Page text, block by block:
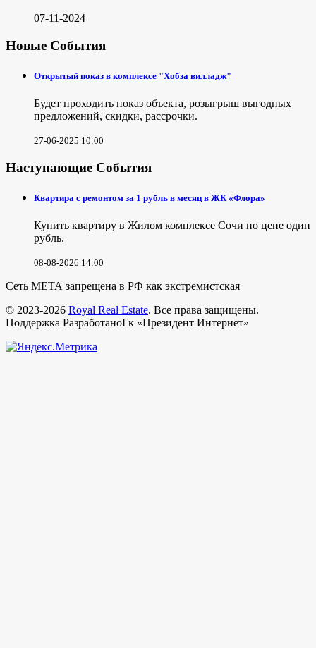
07-11-2024
Новые События
Открытый показ в комплексе "Хобза вилладж"
Будет проходить показ объекта, розыгрыш выгодных
предложений, скидки, рассрочки.
27-06-2025 10:00
Наступающие События
Квартира с ремонтом за 1 рубль в месяц в ЖК «Флора»
Купить квартиру в Жилом комплексе Сочи по цене один
рубль.
08-08-2026 14:00
Сеть МЕТА запрещена в РФ как экстремистская
© 2023-2026 Royal Real Estate. Все права защищены.
Поддержка РазработаноГк «Президент Интернет»